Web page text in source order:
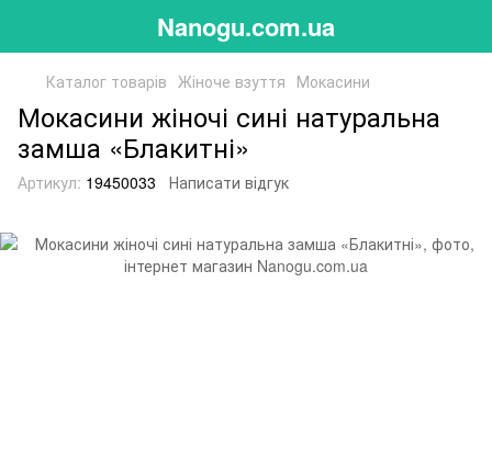
Nanogu.com.ua
Каталог товарів Жіноче взуття Мокасини
Мокасини жіночі сині натуральна
замша «Блакитні»
Артикул: 19450033 Написати відгук